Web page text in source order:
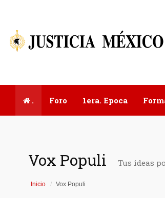
. Foro 1era. Epoca
Vox Populi Tus ideas
Inicio Vox Populi